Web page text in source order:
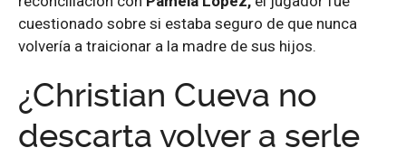
cuestionado sobre si estaba seguro de que nunca
volvería a traicionar a la madre de sus hijos.
¿Christian Cueva no
descarta volver a serle